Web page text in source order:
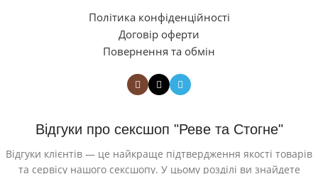
Політика конфіденційності
Договір оферти
Повернення та обмін
Відгуки про сексшоп "Реве та Стогне"
Відгуки клієнтів — це найкраще підтвердження якості товарів
та сервісу нашого сексшопу. У цьому розділі ви знайдете